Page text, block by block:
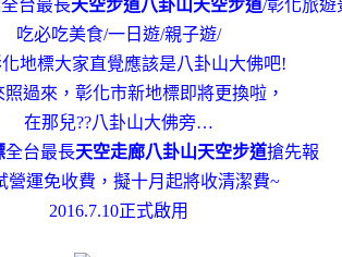
台最長天空步道八卦山天空步道/彰化旅遊
吃必吃美食/一日遊/親子遊/
地標大家直覺應該是八卦山大佛吧!
照過來，彰化市新地標即將更換啦，
在那兒??八卦山大佛旁…
全台最長天空走廊八卦山天空步道搶先報
營運免收費 ，擬十月起將收清潔費~
2016.7.10正式啟用